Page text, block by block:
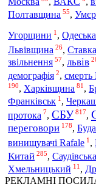
Полтавщина 55,
Угорщини 1 ,
Львівщина 26, Ставка
звільнення 57, львів
демографія 2, смерть
190, Харківщина 81 ,
Франківськ 1,
протока 7, СБУ 817,
переговори 178,
винищувачі Rafale 1 ,
Китай 285,
Хмельницький 11 ,
РЕКЛАМНІ